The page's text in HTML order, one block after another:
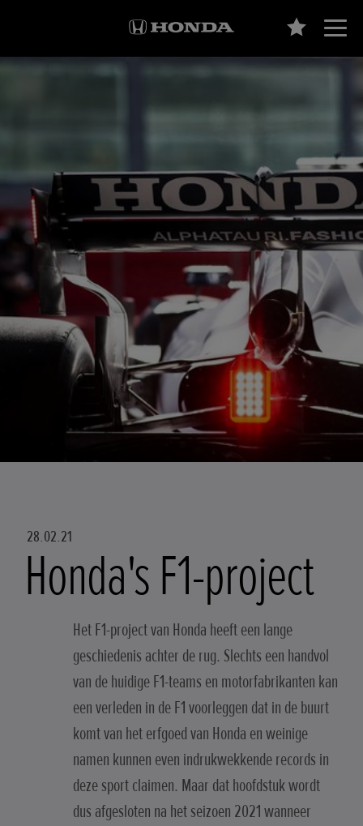
28.02.21
Honda's F1-project
Het F1-project van Honda heeft een lange
geschiedenis achter de rug. Slechts een handvol
van de huidige F1-teams en motorfabrikanten kan
een verleden in de F1 voorleggen dat in de buurt
komt van het erfgoed van Honda en weinige
namen kunnen even indrukwekkende records in
deze sport claimen. Maar dat hoofdstuk wordt
dus afgesloten na het seizoen 2021 wanneer